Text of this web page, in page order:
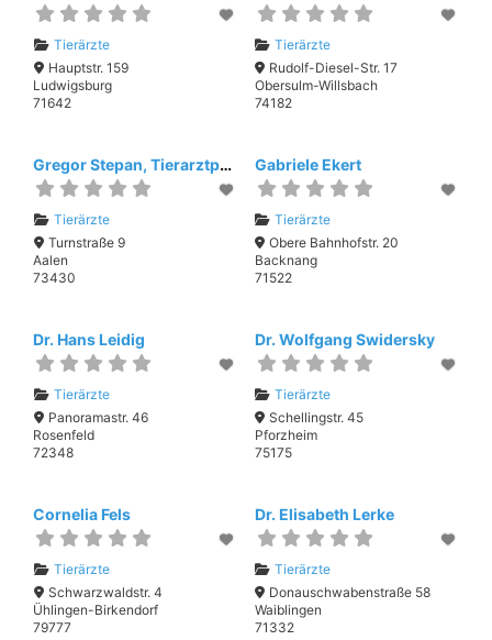
Tierärzte
Hauptstr. 159
Ludwigsburg
71642
Tierärzte
Rudolf-Diesel-Str. 17
Obersulm-Willsbach
74182
Gregor Stepan, Tierarztpraxis Stepan
Tierärzte
Turnstraße 9
Aalen
73430
Gabriele Ekert
Tierärzte
Obere Bahnhofstr. 20
Backnang
71522
Dr. Hans Leidig
Tierärzte
Panoramastr. 46
Rosenfeld
72348
Dr. Wolfgang Swidersky
Tierärzte
Schellingstr. 45
Pforzheim
75175
Cornelia Fels
Tierärzte
Schwarzwaldstr. 4
Ühlingen-Birkendorf
79777
Dr. Elisabeth Lerke
Tierärzte
Donauschwabenstraße 58
Waiblingen
71332